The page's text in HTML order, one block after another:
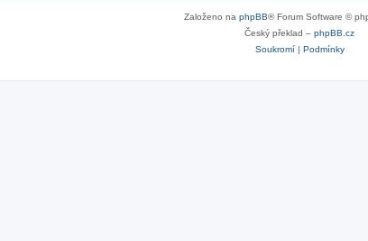
Založeno na phpBB® Forum Software ©
Český překlad – phpBB.cz
Soukromí| Podmínky